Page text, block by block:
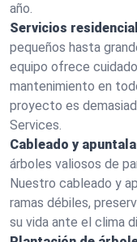
año.
Servicios
pequeños hasta
equipo ofrece
mantenimiento en
proyecto es
Services.
Cableado y
árboles valiosos de
Nuestro cableado y
ramas débiles,
su vida ante el clima